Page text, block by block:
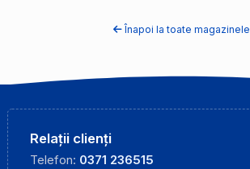
Înapoi la toate magazinele
Relații clienți
Telefon: 0371 236515